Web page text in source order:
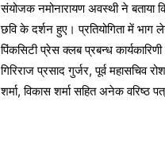
संयोजक नमोनारायण अवस्थी ने बताया
छवि के दर्शन हुए। प्रतियोगिता में भाग
पिंकसिटी प्रेस क्लब प्रबन्ध
गिरिराज प्रसाद गुर्जर, पूर्व महासचिव
शर्मा, विकास शर्मा सहित अनेक वरिष्ठ